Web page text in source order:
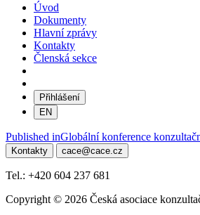
Úvod
Dokumenty
Hlavní zprávy
Kontakty
Členská sekce
Přihlášení
EN
Navigace
pro
příspěvek
Published inGlobální konference
Kontakty cace@cace.cz
Tel.: +420 604 237 681
Copyright © 2026 Česká asociace